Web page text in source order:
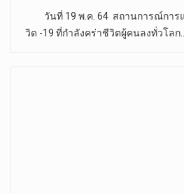
วันที่ 19 พ.ค. 64 สถานการณ์การแ
วิด -19 ที่กำลังคร่าชีวิตผู้คนลงทั่วโลก…